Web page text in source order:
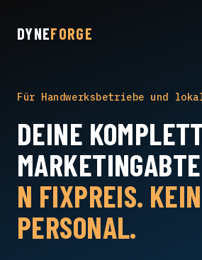
DYNEFORGE
Für Handwerksbetriebe und
DEINE
N FIXPREIS. KEIN
PERSONAL.